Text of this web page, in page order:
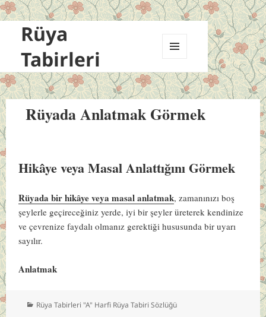
Rüya
Tabirleri
VE
BILEŞENLER
Rüyada Anlatmak Görmek
Hikâye veya Masal Anlattığını Görmek
Rüyada bir hikâye veya masal anlatmak, zamanınızı boş
şeylerle geçireceğiniz yerde, iyi bir şeyler üreterek kendinize
ve çevrenize faydalı olmanız gerektiği hususunda bir uyarı
sayılır.
Anlatmak
Kategoriler
Rüya Tabirleri "A" Harfi Rüya Tabiri Sözlüğü